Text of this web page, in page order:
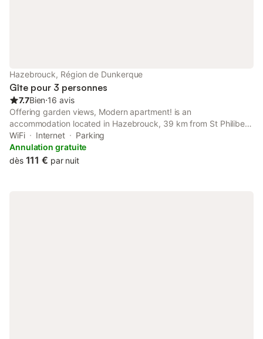
Hazebrouck, Région de Dunkerque
Gîte pour 3 personnes
7.7Bien⋅16 avis
Offering garden views, Modern apartment! is an
accommodation located in Hazebrouck, 39 km from St Philibert
Metro Station and 43 km from Zoo Lille. Both free WiFi and
parking on-site are accessible at the apartment free of charge.
WiFi Internet
Parking
Annulation gratuite
dès 111 € par nuit